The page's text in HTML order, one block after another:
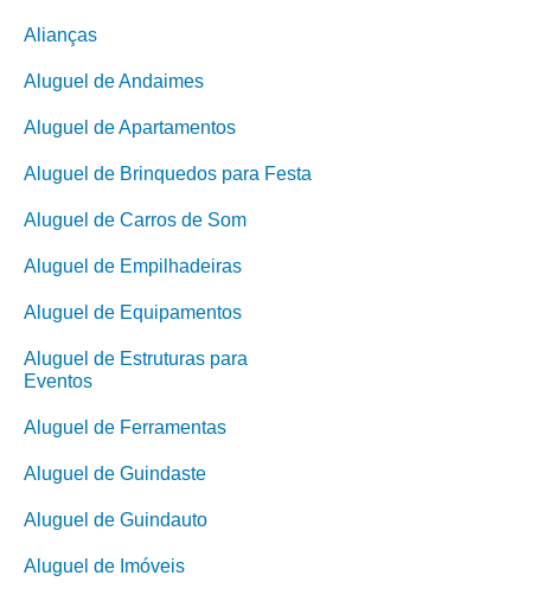
Alianças
Aluguel de Andaimes
Aluguel de Apartamentos
Aluguel de Brinquedos para Festa
Aluguel de Carros de Som
Aluguel de Empilhadeiras
Aluguel de Equipamentos
Aluguel de Estruturas para
Eventos
Aluguel de Ferramentas
Aluguel de Guindaste
Aluguel de Guindauto
Aluguel de Imóveis